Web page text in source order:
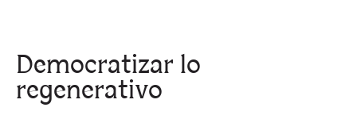
Democratizar lo
regenerativo